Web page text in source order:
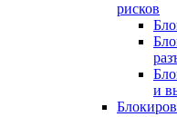
рисков
и